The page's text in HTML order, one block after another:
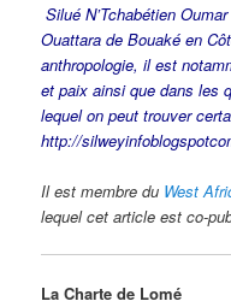
Silué N’Tchabétien
Ouattara de Bouaké en
anthropologie, il est
et paix ainsi que dans les
lequel on peut trouver
http://
Il est membre du West
lequel cet article est co-
La Charte de Lomé